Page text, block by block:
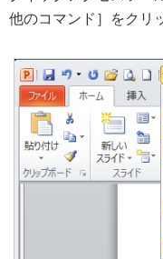
他のコマンド］をクリ